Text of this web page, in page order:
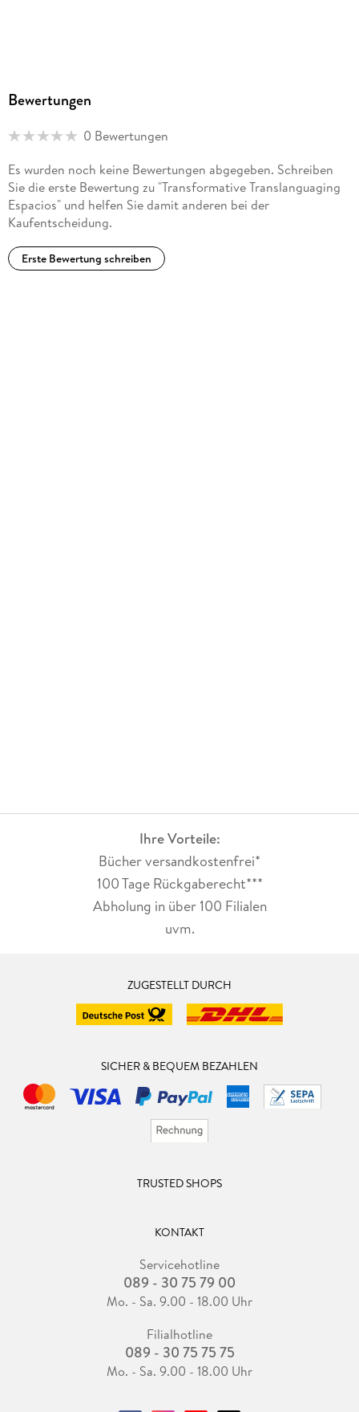
Bewertungen
0 Bewertungen
Es wurden noch keine Bewertungen abgegeben. Schreiben
Sie die erste Bewertung zu "Transformative Translanguaging
Espacios" und helfen Sie damit anderen bei der
Kaufentscheidung.
Erste Bewertung schreiben
Ihre Vorteile:
Bücher versandkostenfrei*
100 Tage Rückgaberecht***
Abholung in über 100 Filialen
uvm.
ZUGESTELLT DURCH
SICHER & BEQUEM BEZAHLEN
TRUSTED SHOPS
KONTAKT
Servicehotline
089 - 30 75 79 00
Mo. - Sa. 9.00 - 18.00 Uhr
Filialhotline
089 - 30 75 75 75
Mo. - Sa. 9.00 - 18.00 Uhr